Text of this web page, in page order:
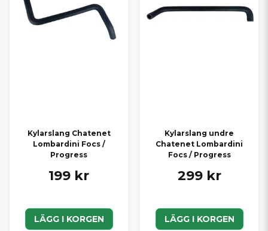
Kylarslang Chatenet
Lombardini Focs /
Progress
199 kr
LÄGG I KORGEN
Kylarslang undre
Chatenet Lombardini
Focs / Progress
299 kr
LÄGG I KORGEN